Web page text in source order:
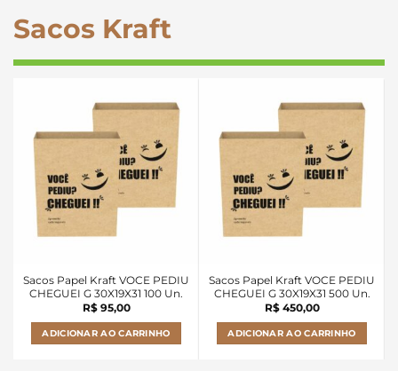
Sacos Kraft
Sacos Papel Kraft VOCE PEDIU
CHEGUEI G 30X19X31 100 Un.
R$95,00
ADICIONAR AO CARRINHO
Sacos Papel Kraft VOCE PEDIU
CHEGUEI G 30X19X31 500 Un.
R$450,00
ADICIONAR AO CARRINHO